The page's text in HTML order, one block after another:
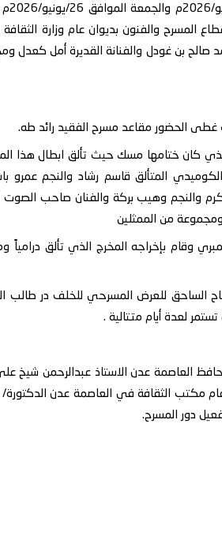
وعرضت المسرحية
المسرح والفنون بديوان عام وزارة الثقافة
صالح بن غودل والفنانة القديرة أمل كعدل
غطى الحضور مقاعد مسرح الفقيد رائد طه.
كان ختامها مسك حيث تألق ابطال هذا
المتألق قاسم رشاد والنجم عمرو
والنجم وهيب بركة والفنان صاحب الصوت
من الممثلين
وقام بإخراجه المخرج الذي تألق درامياً
الساحق للعرض المسرحي للخلف در طالب
لعدة أيام متتالية .
العاصمة عدن الاستاذ عبدالرحمن شيخ
مكتب الثقافة في العاصمة عدن
دور المسرح.